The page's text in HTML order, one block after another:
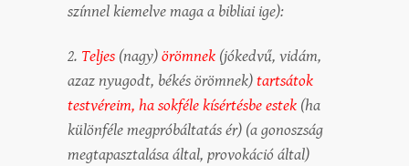
színnel kiemelve maga a bibliai ige):
2. Teljes (nagy)örömnek (jókedvű, vidám,
azaz nyugodt, békés örömnek)tartsátok
testvéreim, ha sokféle kísértésbe estek (ha
különféle megpróbáltatás ér) (a gonoszság
megtapasztalása által, provokáció által)